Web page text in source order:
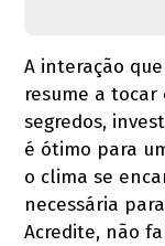
A interação
resume a
segredos,
é ótimo para
o clima se
necessária
Acredite, não